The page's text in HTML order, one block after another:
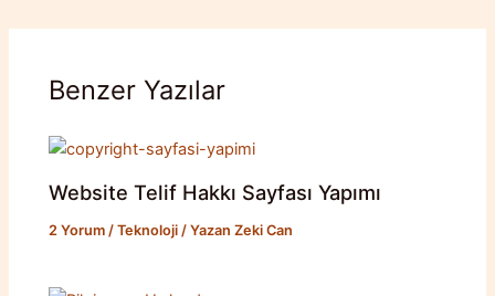
Benzer Yazılar
Website Telif Hakkı Sayfası Yapımı
2 Yorum /Teknoloji / Yazan Zeki Can